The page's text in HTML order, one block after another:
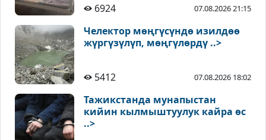
6924 07.08.2026 21:15
Челектор мөңгүсүндө изилдөө
жүргүзүлүп, мөңгүлөрдү ..>
5412 07.08.2026 18:02
Тажикстанда мунапыстан
кийин кылмыштуулук кайра өс
..>